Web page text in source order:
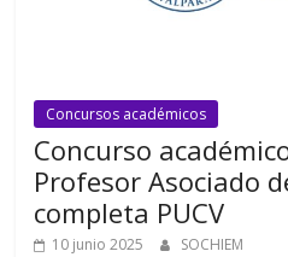
Concursos académicos
Concurso
Profesor Asociado
completa PUCV
10 junio 2025 SOCHIEM